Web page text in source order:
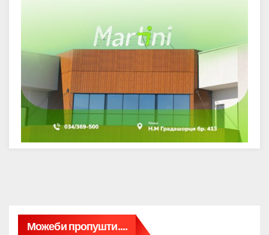
Можеби пропушти....